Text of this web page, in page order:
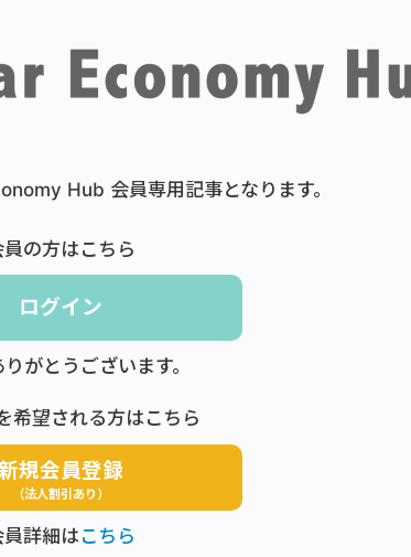
Hub 会員専用記事となります。
員の方はこちら
ログイン
がとうございます。
希望される方はこちら
規会員登録
（法人割引あり）
員詳細はこちら